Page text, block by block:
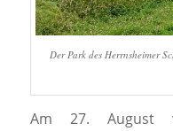
Der Park des Herrnsheimer
Am 27. August